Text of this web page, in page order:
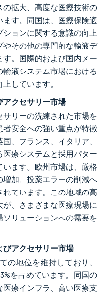
拡大、高度な医療技術の
す。同国は、医療保険適
ョンに関する意識の向上
その他の専門的な輸液デ
。国際的および国内メー
液システム市場における
しています。
アクセサリー市場
リーの洗練された市場を
安全への強い重点が特徴
、フランス、イタリア、
療システムと採用パター
ます。欧州市場は、厳格
加、投薬エラーの削減へ
ています。この地域の高
、さまざまな医療現場に
リューションへの需要を
びアクセサリー市場
の地位を維持しており、
を占めています。同国の
療インフラ、高い医療支